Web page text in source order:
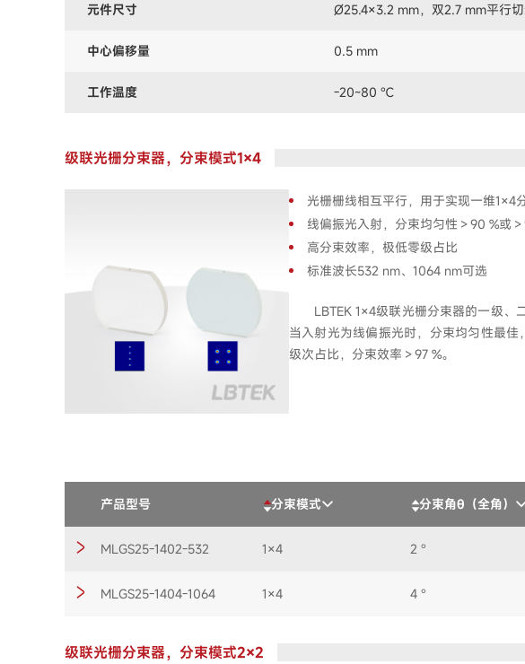
元件尺寸 Ø25.4×3.2 mm，双2.7 mm平行
中心偏移量 0.5 mm
工作温度 -20~80 ℃
级联光栅分束器，分束模式1×4
光栅栅线相互平行，用于实现一维1×4
线偏振光入射，分束均匀性＞90 %或
高分束效率，极低零级占比
标准波长532 nm、1064 nm可选
LBTEK 1×4级联光栅分束器的一级、
当入射光为线偏振光时，分束均匀性最
级次占比，分束效率＞97 %。
产品型号 分束模式 分束角θ（全角）
MLGS25-1402-532 1×4 2 °
MLGS25-1404-1064 1×4 4 °
级联光栅分束器，分束模式2×2